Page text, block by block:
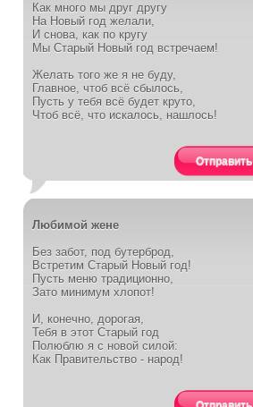
Как много мы друг другу
На Новый год желали,
И снова, как по кругу
Мы Старый Новый год встречаем!
Желать того же я не буду,
Главное, чтоб всё сбылось,
Пусть у тебя всё будет круто,
Чтоб всё, что искалось, нашлось!
Отправить
Любимой жене
Без забот, под бутерброд,
Встретим Старый Новый год!
Пусть меню традиционно,
Зато минимум хлопот!
И, конечно, дорогая,
Тебя в этот Старый год
Полюблю я с новой силой:
Как Правительство - народ!